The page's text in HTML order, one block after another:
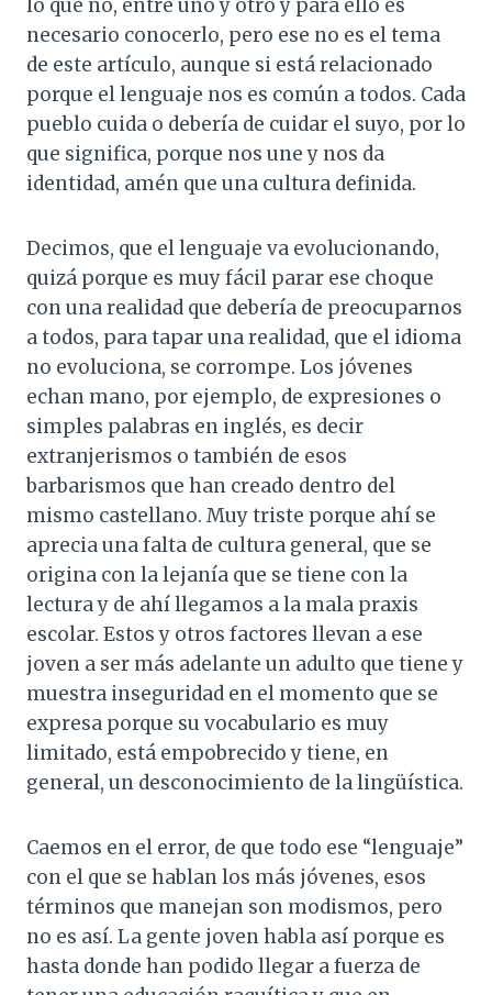
lo que no, entre uno y otro y para ello es
necesario conocerlo, pero ese no es el tema
de este artículo, aunque si está relacionado
porque el lenguaje nos es común a todos. Cada
pueblo cuida o debería de cuidar el suyo, por lo
que significa, porque nos une y nos da
identidad, amén que una cultura definida.
Decimos, que el lenguaje va evolucionando,
quizá porque es muy fácil parar ese choque
con una realidad que debería de preocuparnos
a todos, para tapar una realidad, que el idioma
no evoluciona, se corrompe. Los jóvenes
echan mano, por ejemplo, de expresiones o
simples palabras en inglés, es decir
extranjerismos o también de esos
barbarismos que han creado dentro del
mismo castellano. Muy triste porque ahí se
aprecia una falta de cultura general, que se
origina con la lejanía que se tiene con la
lectura y de ahí llegamos a la mala praxis
escolar. Estos y otros factores llevan a ese
joven a ser más adelante un adulto que tiene y
muestra inseguridad en el momento que se
expresa porque su vocabulario es muy
limitado, está empobrecido y tiene, en
general, un desconocimiento de la lingüística.
Caemos en el error, de que todo ese “lenguaje”
con el que se hablan los más jóvenes, esos
términos que manejan son modismos, pero
no es así. La gente joven habla así porque es
hasta donde han podido llegar a fuerza de